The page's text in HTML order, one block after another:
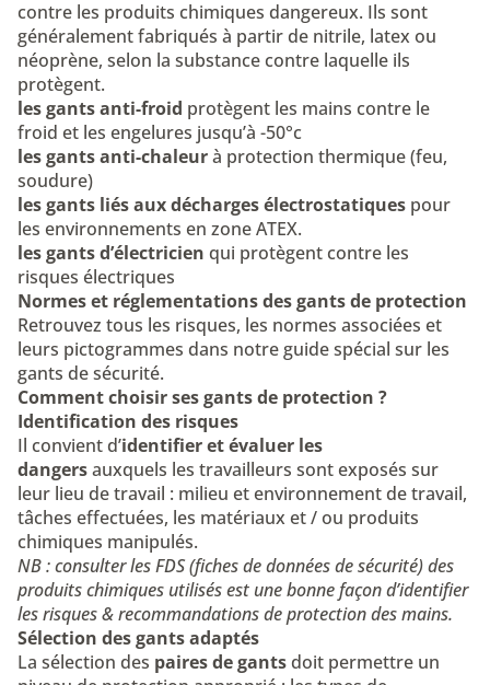
contre les produits chimiques dangereux. Ils sont
généralement fabriqués à partir de nitrile, latex ou
néoprène, selon la substance contre laquelle ils
protègent.
les gants anti-froid protègent les mains contre le
froid et les engelures jusqu’à -50°c
les gants anti-chaleurà protection thermique (feu,
soudure)
les gants liés aux décharges électrostatiques pour
les environnements en zone ATEX.
les gants d’électricien qui protègent contre les
risques électriques
Normes et réglementations des gants de protection
Retrouvez tous les risques, les normes associées et
leurs pictogrammes dans notre guide spécial sur les
gants de sécurité.
Comment choisir ses gants de protection ?
Identification des risques
Il convient d’identifier et évaluer les
dangersauxquels les travailleurs sont exposés sur
leur lieu de travail : milieu et environnement de travail,
tâches effectuées, les matériaux et / ou produits
chimiques manipulés.
NB : consulter les FDS (fiches de données de sécurité) des
produits chimiques utilisés est une bonne façon d’identifier
les risques & recommandations de protection des mains.
Sélection des gants adaptés
La sélection des paires de gantsdoit permettre un